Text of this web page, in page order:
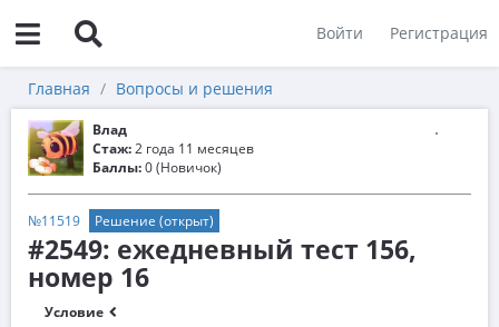
Войти Регистрация
Главная Вопросы и решения
Влад
Стаж:2 года 11 месяцев
Баллы:0 (Новичок)
№11519 Решение (открыт)
#2549: ежедневный тест 156,
номер 16
Условие